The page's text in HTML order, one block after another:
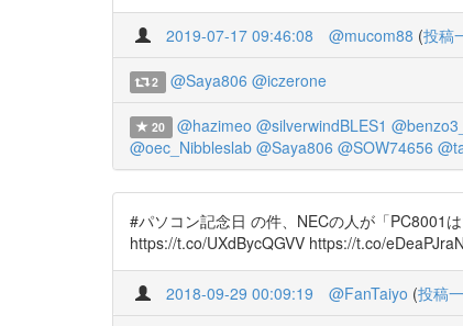
2019-07-17 09:46:08 @mucom88 (投稿
2 @Saya806 @iczerone
20 @hazimeo @silverwindBLES1
@oec_Nibbleslab @Saya806 @SOW74656
#パソコン記念日 の件、NECの人が「PC8001
https://t.co/UXdBycQGVV https://t.co/
2018-09-29 00:09:19 @FanTaiyo (投稿